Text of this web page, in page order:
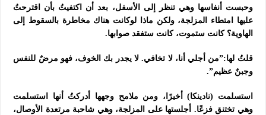
وحبست أنفاسها وهي تنظر إلى الأسفل، بعد أن اكتفيتُ بأن اقترحتُ
عليها امتطاء المزلجة، ولكن ماذا لوكانت هناك مخاطرة بالسقوط إلى
الهاوية؟ كانت ستموت، كانت ستفقد صوابها.
قلتُ لها:”من أجلي أنا، لا تخافي. لا يجدر بك الخوف، فهو مرضٌ للنفس
وجبنٌ عظيم”.
استسلمت (نادينكا) أخيرًا، ومن ملامح وجهها أدركتُ أنها استسلمت
وهي تختنق فزعًا. أجلستها على المزلجة، وهي شاحبة مرتعدة الأوصال،